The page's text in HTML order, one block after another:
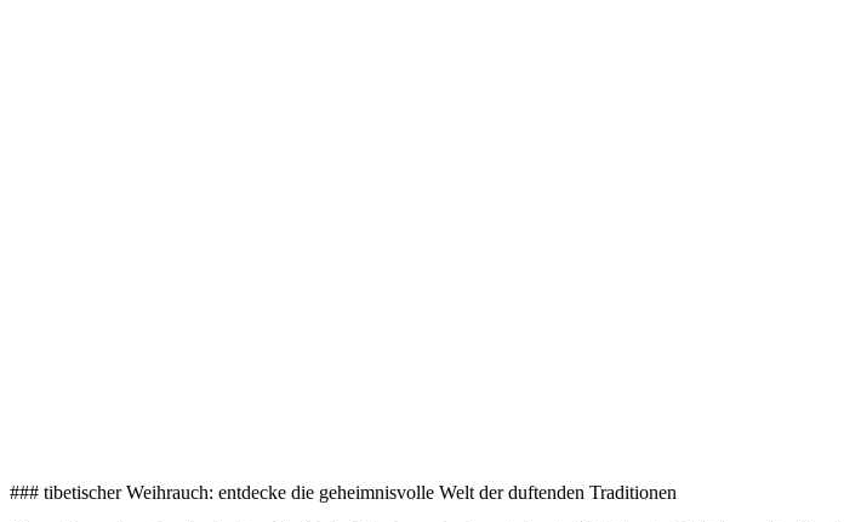
### ‌tibetischer Weihrauch: entdecke⁤ die geheimnisvolle Welt der duftenden Traditionen